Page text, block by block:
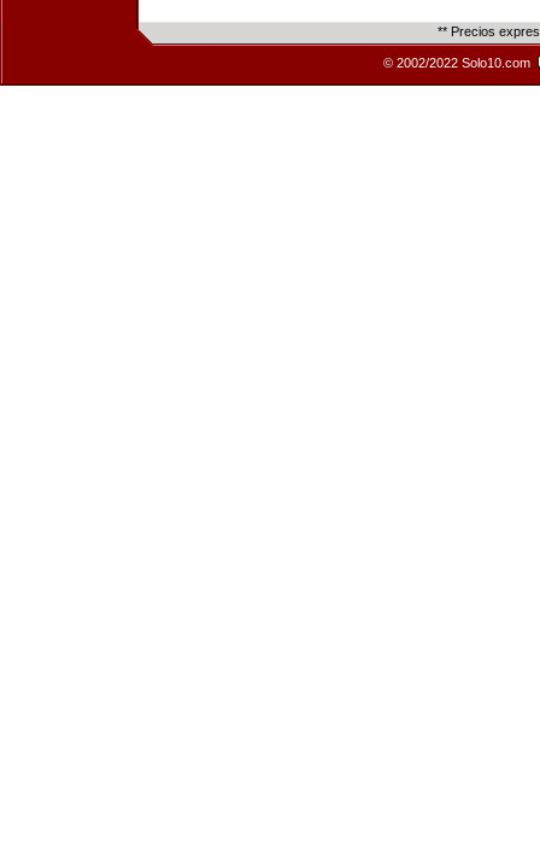
** Precios
© 2002/2022 Solo10.com